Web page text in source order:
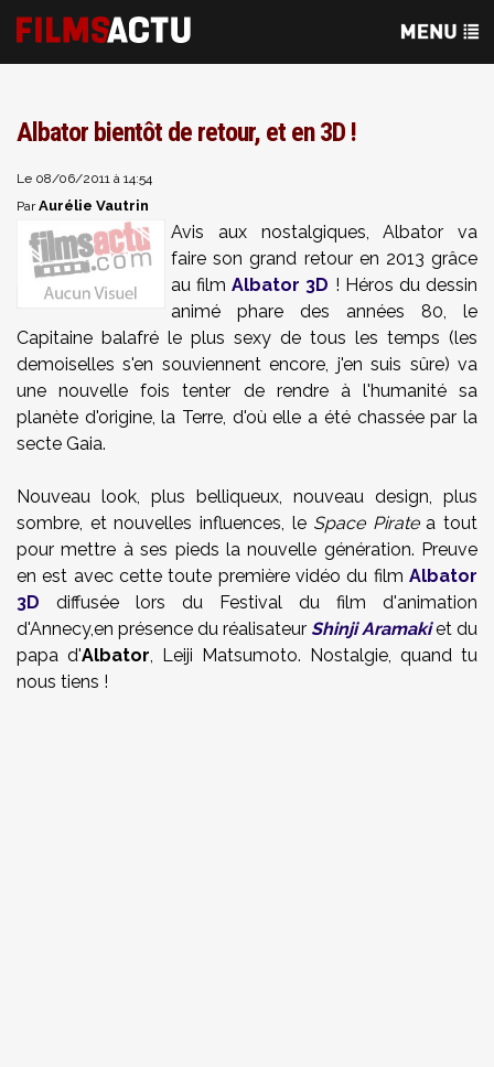
Albator bientôt de retour, et en 3D !
Le 08/06/2011 à 14:54
ParAurélie Vautrin
Avis aux nostalgiques, Albator va
faire son grand retour en 2013 grâce
au filmAlbator 3D ! Héros du dessin
animé phare des années 80, le
Capitaine balafré le plus sexy de tous les temps (les
demoiselles s'en souviennent encore, j'en suis sûre) va
une nouvelle fois tenter de rendre à l'humanité sa
planète d'origine, la Terre, d'où elle a été chassée par la
secte Gaia.
Nouveau look, plus belliqueux, nouveau design, plus
sombre, et nouvelles influences, leSpace Piratea tout
pour mettre à ses pieds la nouvelle génération. Preuve
en est avec cette toute première vidéo du film Albator
3D diffusée lors du Festival du film d'animation
d'Annecy,en présence du réalisateur Shinji Aramakiet du
papa d'Albator, Leiji Matsumoto. Nostalgie, quand tu
nous tiens !